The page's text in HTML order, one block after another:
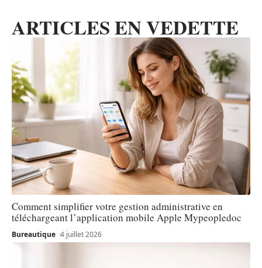
ARTICLES EN VEDETTE
Comment simplifier votre gestion administrative en
téléchargeant l’application mobile Apple Mypeopledoc
Bureautique 4 juillet 2026